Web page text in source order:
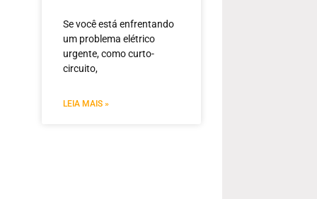
Se você está enfrentando
um problema elétrico
urgente, como curto-
circuito,
LEIA MAIS »